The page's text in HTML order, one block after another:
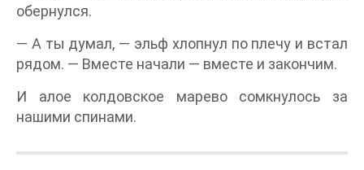
обернулся.
— А ты думал, — эльф хлопнул по плечу и встал
рядом. — Вместе начали — вместе и закончим.
И алое колдовское марево сомкнулось за
нашими спинами.